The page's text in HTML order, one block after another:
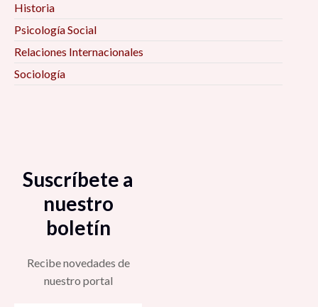
Historia
Psicología Social
Relaciones Internacionales
Sociología
Suscríbete a
nuestro
boletín
Recibe novedades de
nuestro portal